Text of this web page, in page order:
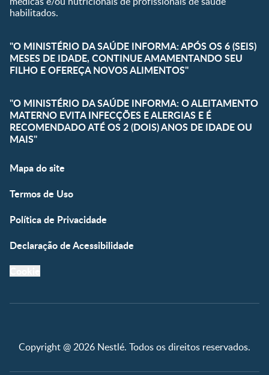
habilitados.
"O MINISTÉRIO DA SAÚDE INFORMA: APÓS OS 6 (SEIS)
MESES DE IDADE, CONTINUE AMAMENTANDO SEU
FILHO E OFEREÇA NOVOS ALIMENTOS"
"O MINISTÉRIO DA SAÚDE INFORMA: O ALEITAMENTO
MATERNO EVITA INFECÇÕES E ALERGIAS E É
RECOMENDADO ATÉ OS 2 (DOIS) ANOS DE IDADE OU
MAIS"
Mapa do site
Termos de Uso
Política de Privacidade
Declaração de Acessibilidade
Copyright @ 2026 Nestlé. Todos os direitos reservados.